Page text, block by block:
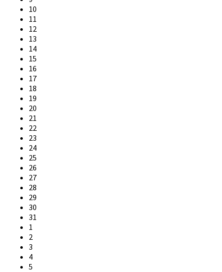
10
11
12
13
14
15
16
17
18
19
20
21
22
23
24
25
26
27
28
29
30
31
1
2
3
4
5